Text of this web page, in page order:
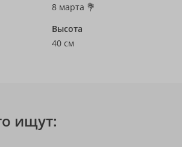
8 марта 💐
Высота
40 см
ищут: